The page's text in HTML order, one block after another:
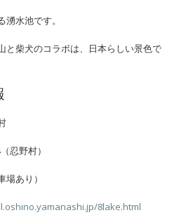
水池です。
と柴犬のコラボは、日本らしい景色で
忍野村）
場あり）
8lake.html